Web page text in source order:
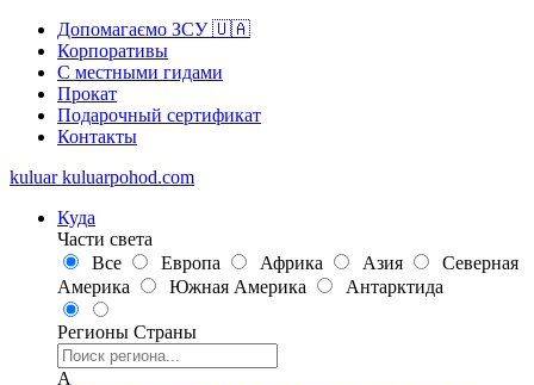
Допомагаємо ЗСУ 🇺🇦
Корпоративы
С местными гидами
Прокат
Подарочный сертификат
Контакты
kuluar kuluarpohod.com
Куда
Части света
Все
Европа Африка Азия
Северная
Америка
Южная Америка Антарктида
Регионы Страны
А